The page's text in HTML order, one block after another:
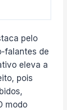
pelo
falantes de
eleva a
pois
modo